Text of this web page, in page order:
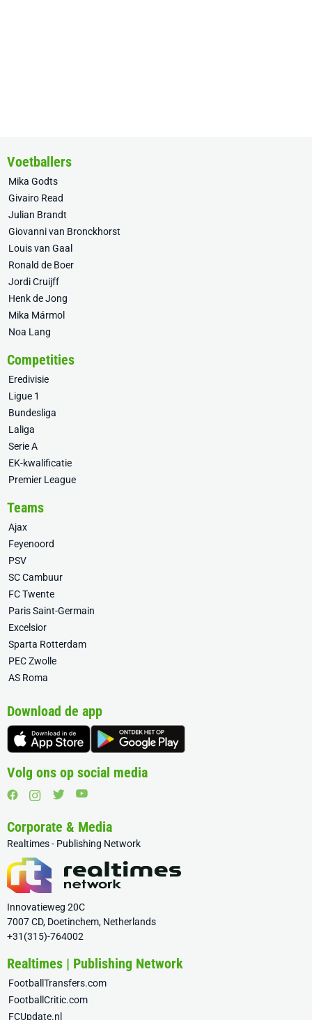
Voetballers
Mika Godts
Givairo Read
Julian Brandt
Giovanni van Bronckhorst
Louis van Gaal
Ronald de Boer
Jordi Cruijff
Henk de Jong
Mika Mármol
Noa Lang
Competities
Eredivisie
Ligue 1
Bundesliga
Laliga
Serie A
EK-kwalificatie
Premier League
Teams
Ajax
Feyenoord
PSV
SC Cambuur
FC Twente
Paris Saint-Germain
Excelsior
Sparta Rotterdam
PEC Zwolle
AS Roma
Download de app
Volg ons op social media
Corporate & Media
Realtimes - Publishing Network
Innovatieweg 20C
7007 CD, Doetinchem, Netherlands
+31(315)-764002
Realtimes | Publishing Network
FootballTransfers.com
FootballCritic.com
FCUpdate.nl